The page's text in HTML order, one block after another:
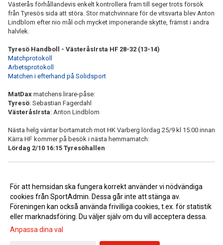
Västerås förhållandevis enkelt kontrollera fram till seger trots försök
från Tyresös sida att störa. Stor matchvinnare för de vitsvarta blev Anton
Lindblom efter nio mål och mycket imponerande skytte, främst i andra
halvlek.
Tyresö Handboll - VästeråsIrsta HF 28-32 (13-14)
Matchprotokoll
Arbetsprotokoll
Matchen i efterhand på Solidsport
MatDax matchens lirare-påse:
Tyresö: Sebastian Fagerdahl
VästeråsIrsta: Anton Lindblom
Nästa helg väntar bortamatch mot HK Varberg lördag 25/9 kl 15:00 innan
Kärra HF kommer på besök i nästa hemmamatch:
Lördag 2/10 16:15 Tyresöhallen
<< Tillbaka
Gå till Webbversion
För att hemsidan ska fungera korrekt använder vi nödvändiga
cookies från SportAdmin. Dessa går inte att stänga av.
Föreningen kan också använda frivilliga cookies, t.ex. för statistik
eller marknadsföring. Du väljer själv om du vill acceptera dessa.
Anpassa dina val